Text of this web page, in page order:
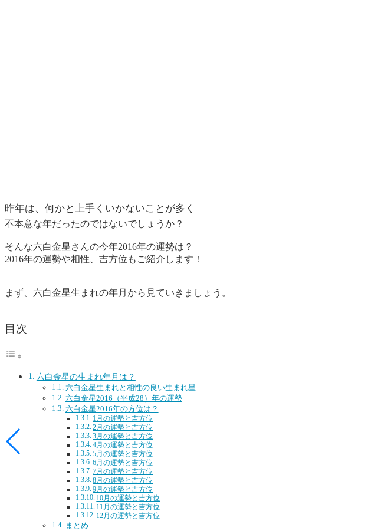
昨年は、何かと上手くいかないことが多く
不本意な年だったのではないでしょうか？
そんな六白金星さんの今年2016年の運勢は？
2016年の運勢や相性、吉方位もご紹介します！
まず、六白金星生まれの年月から見ていきましょう。
目次
六白金星の生まれ年月は？
六白金星生まれと相性の良い生まれ星
六白金星2016（平成28）年の運勢
六白金星2016年の方位は？
1月の運勢と吉方位
2月の運勢と吉方位
3月の運勢と吉方位
4月の運勢と吉方位
5月の運勢と吉方位
6月の運勢と吉方位
7月の運勢と吉方位
8月の運勢と吉方位
9月の運勢と吉方位
10月の運勢と吉方位
11月の運勢と吉方位
12月の運勢と吉方位
まとめ